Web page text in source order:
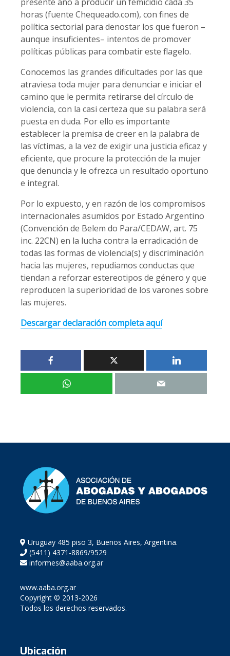
horas (fuente Chequeado.com), con fines de
política sectorial para denostar los que fueron –
aunque insuficientes– intentos de promover
políticas públicas para combatir este flagelo.
Conocemos las grandes dificultades por las que
atraviesa toda mujer para denunciar e iniciar el
camino que le permita retirarse del círculo de
violencia, con la casi certeza que su palabra será
puesta en duda. Por ello es importante
establecer la premisa de creer en la palabra de
las víctimas, a la vez de exigir una justicia eficaz y
eficiente, que procure la protección de la mujer
que denuncia y le ofrezca un resultado oportuno
e integral.
Por lo expuesto, y en razón de los compromisos
internacionales asumidos por Estado Argentino
(Convención de Belem do Para/CEDAW, art. 75
inc. 22CN) en la lucha contra la erradicación de
todas las formas de violencia(s) y discriminación
hacia las mujeres, repudiamos conductas que
tiendan a reforzar estereotipos de género y que
reproducen la superioridad de los varones sobre
las mujeres.
Descargar declaración completa aquí
Uruguay 485 piso 3, Buenos Aires, Argentina.
(5411) 4371-8869/9529
informes@aaba.org.ar
www.aaba.org.ar
Copyright © 2013-2026
Todos los derechos reservados.
Ubicación